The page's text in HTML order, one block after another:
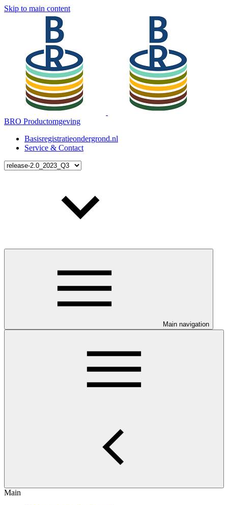
Skip to main content
BRO Productomgeving
Basisregistratieondergrond.nl
Service & Contact
Main navigation
Main